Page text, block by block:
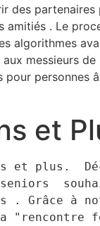
des
. Le
algorithmes
messieurs
personnes
et
à